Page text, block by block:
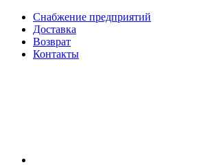
Снабжение предприятий
Доставка
Возврат
Контакты